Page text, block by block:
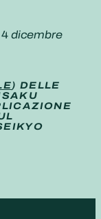
dicembre
) DELLE